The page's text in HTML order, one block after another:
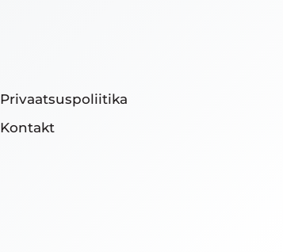
Privaatsuspoliitika
Kontakt